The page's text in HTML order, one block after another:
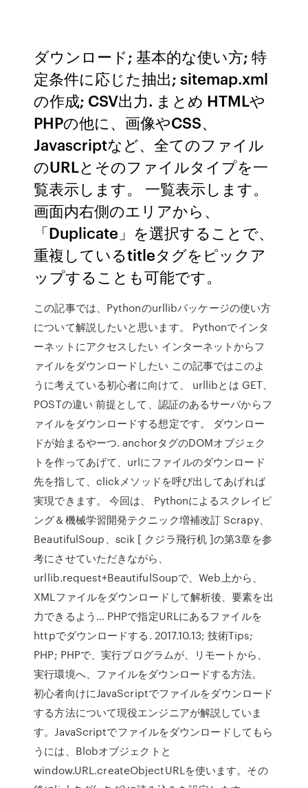
ダウンロード; 基本的な使い方; 特
定条件に応じた抽出; sitemap.xml
の作成; CSV出力. まとめ HTMLや
PHPの他に、画像やCSS、
Javascriptなど、全てのファイル
のURLとそのファイルタイプを一
覧表示します。 一覧表示します。
画面内右側のエリアから、
「Duplicate」を選択することで、
重複しているtitleタグをピックア
ップすることも可能です。
この記事では、Pythonのurllibパッケージの使い方
について解説したいと思います。 Pythonでインタ
ーネットにアクセスしたい インターネットからフ
ァイルをダウンロードしたい この記事ではこのよ
うに考えている初心者に向けて、 urllibとは GET、
POSTの違い 前提として、認証のあるサーバからフ
ァイルをダウンロードする想定です。 ダウンロー
ドが始まるやーつ. anchorタグのDOMオブジェク
トを作ってあげて、urlにファイルのダウンロード
先を指して、clickメソッドを呼び出してあげれば
実現できます。 今回は、 Pythonによるスクレイピ
ング＆機械学習開発テクニック増補改訂 Scrapy、
BeautifulSoup、scik [ クジラ飛行机 ]の第3章を参
考にさせていただきながら、
urllib.request+BeautifulSoupで、Web上から、
XMLファイルをダウンロードして解析後、要素を出
力できるよう… PHPで指定URLにあるファイルを
httpでダウンロードする. 2017.10.13; 技術Tips;
PHP; PHPで、実行プログラムが、リモートから、
実行環境へ、ファイルをダウンロードする方法。
初心者向けにJavaScriptでファイルをダウンロード
する方法について現役エンジニアが解説していま
す。JavaScriptでファイルをダウンロードしてもら
うには、Blobオブジェクトと
window.URL.createObjectURLを使います。その